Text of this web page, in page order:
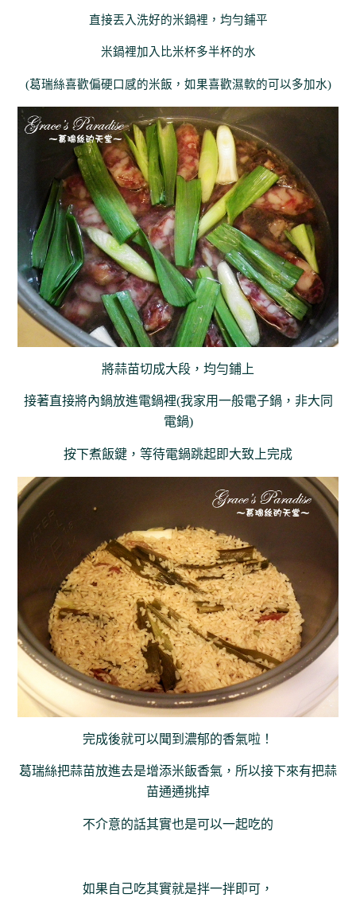
直接丟入洗好的米鍋裡，均勻鋪平
米鍋裡加入比米杯多半杯的水
(葛瑞絲喜歡偏硬口感的米飯，如果喜歡濕軟的可以多加水)
將蒜苗切成大段，均勻鋪上
接著直接將內鍋放進電鍋裡(我家用一般電子鍋，非大同
電鍋)
按下煮飯鍵，等待電鍋跳起即大致上完成
完成後就可以聞到濃郁的香氣啦！
葛瑞絲把蒜苗放進去是增添米飯香氣，所以接下來有把蒜
苗通通挑掉
不介意的話其實也是可以一起吃的
如果自己吃其實就是拌一拌即可，